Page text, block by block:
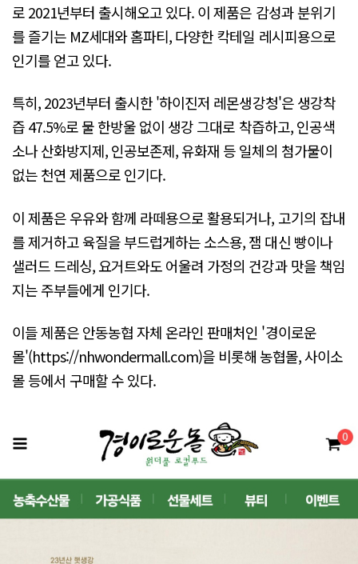
로 2021년부터 출시해오고 있다. 이 제품은 감성과 분위기
를 즐기는 MZ세대와 홈파티, 다양한 칵테일 레시피용으로
인기를 얻고 있다.
특히, 2023년부터 출시한 '하이진저 레몬생강청'은 생강착
즙 47.5%로 물 한방울 없이 생강 그대로 착즙하고, 인공색
소나 산화방지제, 인공보존제, 유화재 등 일체의 첨가물이
없는 천연 제품으로 인기다.
이 제품은 우유와 함께 라떼용으로 활용되거나, 고기의 잡내
를 제거하고 육질을 부드럽게하는 소스용, 잼 대신 빵이나
샐러드 드레싱, 요거트와도 어울려 가정의 건강과 맛을 책임
지는 주부들에게 인기다.
이들 제품은 안동농협 자체 온라인 판매처인 '경이로운
몰'(https://nhwondermall.com)을 비롯해 농협몰, 사이소
몰 등에서 구매할 수 있다.